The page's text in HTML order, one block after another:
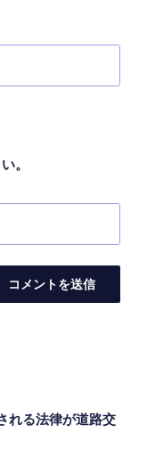
。
れる法律が道路交